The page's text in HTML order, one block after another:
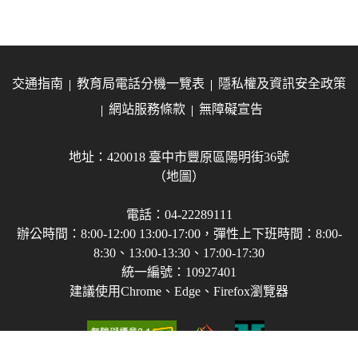
交通指南 教育局電話分機一覽表
隱私權及資訊安全政策
網站服務條款
無障礙宣告
地址：420018 臺中市豐原區陽明街36號
（地圖）
電話：04-22289111
辦公時間：8:00-12:00 13:00-17:00，彈性上下班時間：8:00-
8:30、13:00-13:30、17:00-17:30
統一編號：10927401
建議使用Chrome、Edge、Firefox瀏覽器